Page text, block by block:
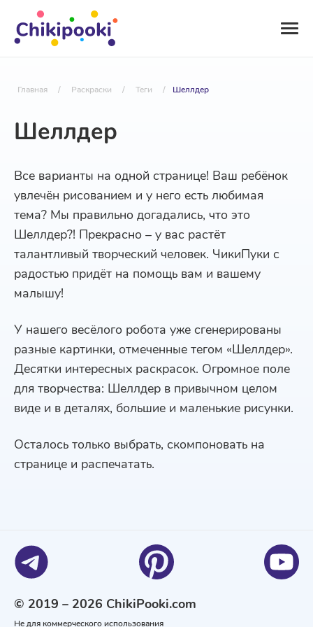
Главная / Раскраски / Теги / Шеллдер
Шеллдер
Все варианты на одной странице! Ваш ребёнок
увлечён рисованием и у него есть любимая
тема? Мы правильно догадались, что это
Шеллдер?! Прекрасно – у вас растёт
талантливый творческий человек. ЧикиПуки с
радостью придёт на помощь вам и вашему
малышу!
У нашего весёлого робота уже сгенерированы
разные картинки, отмеченные тегом «Шеллдер».
Десятки интересных раскрасок. Огромное поле
для творчества: Шеллдер в привычном целом
виде и в деталях, большие и маленькие рисунки.
Осталось только выбрать, скомпоновать на
странице и распечатать.
© 2019 – 2026 ChikiPooki.com
Не для коммерческого использования